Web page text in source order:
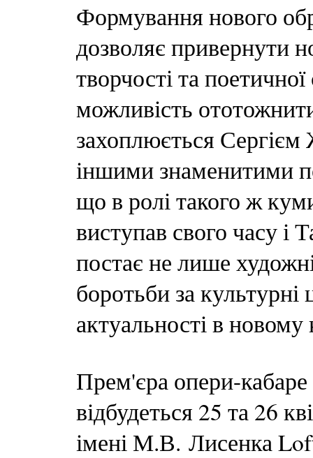
Формування нового
дозволяє привернути
творчості та
можливість
захоплюється
іншими знаменитими
що в ролі такого ж
виступав свого часу і
постає не лише
боротьби за культурні
актуальності в новому
Прем'єра опери-
відбудеться 25 та 26
імені М.В. Лисенка